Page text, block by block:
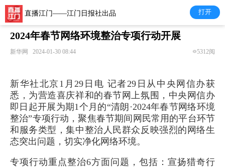
直播江门——江门日报社出品 打开
2024年春节网络环境整治专项行动开展
新华网 2024-01-30 08:44 5312阅
新华社北京1月29日电 记者29日从中央网信办获
悉，为营造喜庆祥和的春节网上氛围，中央网信办
即日起开展为期1个月的“清朗·2024年春节网络环境
整治”专项行动，聚焦春节期间网民常用的平台环节
和服务类型，集中整治人民群众反映强烈的网络生
态突出问题，切实净化网络环境。
专项行动重点整治6方面问题，包括：宣扬猎奇行